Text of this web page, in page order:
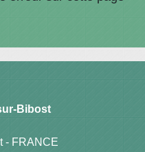
Bibost
- FRANCE